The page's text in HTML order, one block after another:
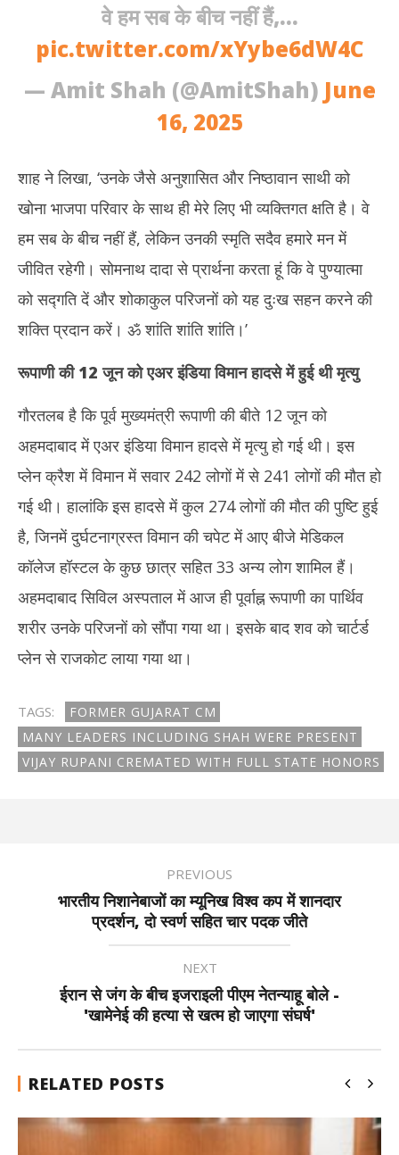
वे हम सब के बीच नहीं हैं,…
pic.twitter.com/xYybe6dW4C
— Amit Shah (@AmitShah) June
16, 2025
शाह ने लिखा, ‘उनके जैसे अनुशासित और निष्ठावान साथी को
खोना भाजपा परिवार के साथ ही मेरे लिए भी व्यक्तिगत क्षति है। वे
हम सब के बीच नहीं हैं, लेकिन उनकी स्मृति सदैव हमारे मन में
जीवित रहेगी। सोमनाथ दादा से प्रार्थना करता हूं कि वे पुण्यात्मा
को सद्गति दें और शोकाकुल परिजनों को यह दुःख सहन करने की
शक्ति प्रदान करें। ॐ शांति शांति शांति।’
रूपाणी की 12 जून को एअर इंडिया विमान हादसे में हुई थी मृत्यु
गौरतलब है कि पूर्व मुख्यमंत्री रूपाणी की बीते 12 जून को
अहमदाबाद में एअर इंडिया विमान हादसे में मृत्यु हो गई थी। इस
प्लेन क्रैश में विमान में सवार 242 लोगों में से 241 लोगों की मौत हो
गई थी। हालांकि इस हादसे में कुल 274 लोगों की मौत की पुष्टि हुई
है, जिनमें दुर्घटनाग्रस्त विमान की चपेट में आए बीजे मेडिकल
कॉलेज हॉस्टल के कुछ छात्र सहित 33 अन्य लोग शामिल हैं।
अहमदाबाद सिविल अस्पताल में आज ही पूर्वाह्न रूपाणी का पार्थिव
शरीर उनके परिजनों को सौंपा गया था। इसके बाद शव को चार्टर्ड
प्लेन से राजकोट लाया गया था।
TAGS:
FORMER GUJARAT CM
MANY LEADERS INCLUDING SHAH WERE PRESENT
VIJAY RUPANI CREMATED WITH FULL STATE HONORS
PREVIOUS
भारतीय निशानेबाजों का म्यूनिख विश्व कप में शानदार
प्रदर्शन, दो स्वर्ण सहित चार पदक जीते
NEXT
ईरान से जंग के बीच इजराइली पीएम नेतन्याहू बोले -
'खामेनेई की हत्या से खत्म हो जाएगा संघर्ष'
RELATED POSTS